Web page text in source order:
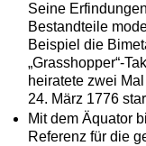
Seine
Bestandteile
Beispiel die
„Grasshopper“-
heiratete zwei
24. März 1776
Mit dem Äquator
Referenz für die